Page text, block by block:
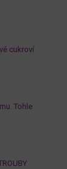
cukroví
Tohle